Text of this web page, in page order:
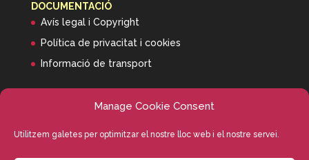
Manage Cookie Consent
Utilitzem galetes per optimitzar el nostre lloc web i el nostre servei.
DOCUMENTACIÓ
Avís legal i Copyright
Política de privacitat i cookies
Informació de transport